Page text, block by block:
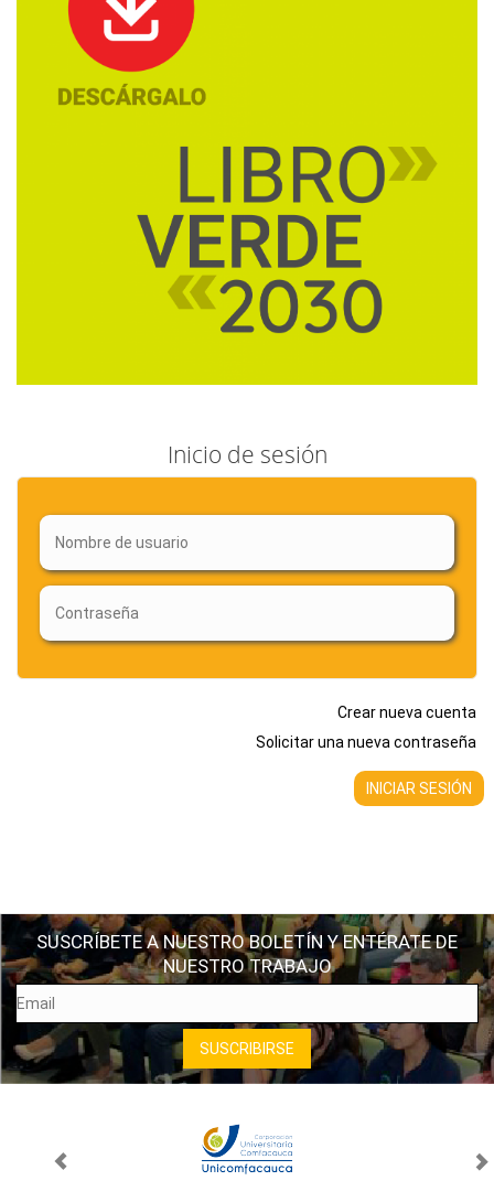
Inicio de sesión
Crear nueva cuenta
Solicitar una nueva contraseña
SUSCRÍBETE A NUESTRO BOLETÍN Y ENTÉRATE DE
NUESTRO TRABAJO